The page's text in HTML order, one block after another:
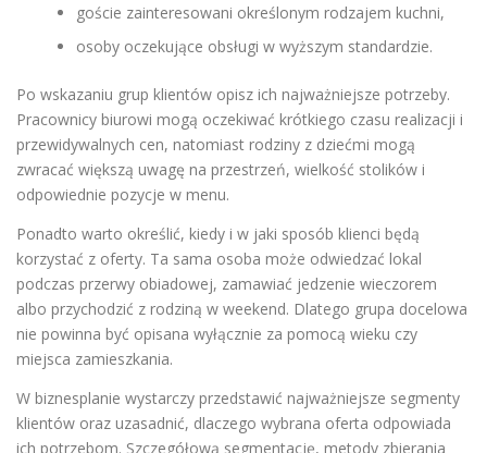
goście zainteresowani określonym rodzajem kuchni,
osoby oczekujące obsługi w wyższym standardzie.
Po wskazaniu grup klientów opisz ich najważniejsze potrzeby.
Pracownicy biurowi mogą oczekiwać krótkiego czasu realizacji i
przewidywalnych cen, natomiast rodziny z dziećmi mogą
zwracać większą uwagę na przestrzeń, wielkość stolików i
odpowiednie pozycje w menu.
Ponadto warto określić, kiedy i w jaki sposób klienci będą
korzystać z oferty. Ta sama osoba może odwiedzać lokal
podczas przerwy obiadowej, zamawiać jedzenie wieczorem
albo przychodzić z rodziną w weekend. Dlatego grupa docelowa
nie powinna być opisana wyłącznie za pomocą wieku czy
miejsca zamieszkania.
W biznesplanie wystarczy przedstawić najważniejsze segmenty
klientów oraz uzasadnić, dlaczego wybrana oferta odpowiada
ich potrzebom. Szczegółową segmentację, metody zbierania